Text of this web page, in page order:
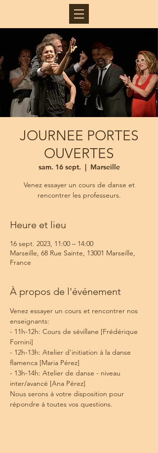
JOURNEE PORTES
OUVERTES
sam. 16 sept.
  |
Marseille
Venez essayer un cours de danse et
rencontrer les professeurs.
Heure et lieu
16 sept. 2023, 11:00 – 14:00
Marseille, 68 Rue Sainte, 13001 Marseille,
France
À propos de l'événement
Venez essayer un cours et rencontrer nos
enseignants:
- 11h-12h: Cours de sévillane [Frédérique
Fornini]
- 12h-13h: Atelier d'initiation à la danse
flamenca [Maria Pérez]
- 13h-14h: Atelier de danse - niveau
inter/avancé [Ana Pérez]
Nous serons à votre disposition pour
répondre à toutes vos questions.